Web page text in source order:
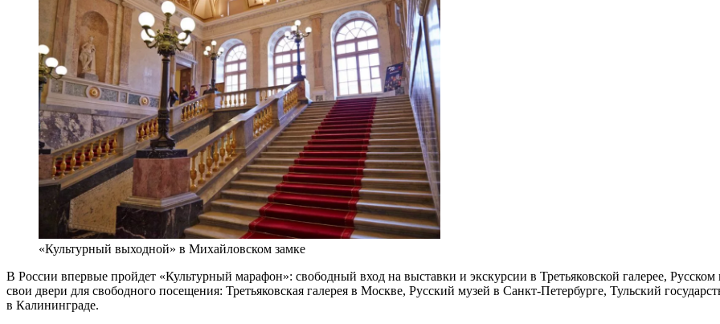
«Культурный выходной» в Михайловском замке
В России впервые пройдет «Культурный марафон»: свободный вход на выставки и экскурсии в Третьяковской галерее,
свои двери для свободного посещения: Третьяковская галерея в Москве, Русский музей в Санкт-Петербурге, Тульский
в Калининграде.